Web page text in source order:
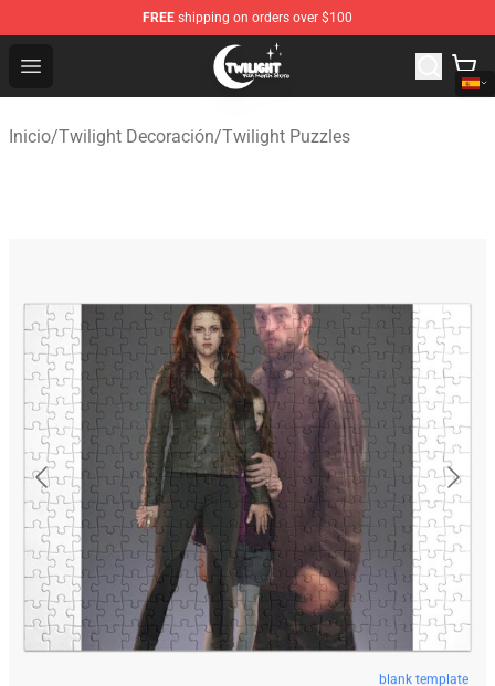
FREE shipping on orders over $100
Open menu
Twilight Store - Official Twilight Merchandise Shop
Inicio/Twilight Decoración/Twilight Puzzles
blank template